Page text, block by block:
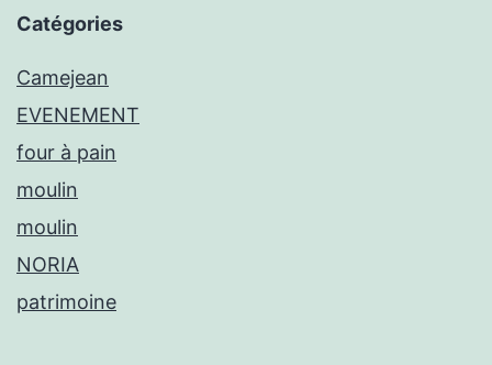
Catégories
Camejean
EVENEMENT
four à pain
moulin
moulin
NORIA
patrimoine